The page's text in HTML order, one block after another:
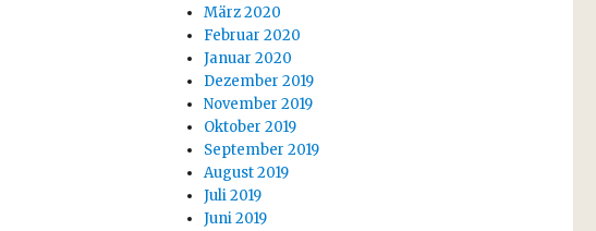
März 2020
Februar 2020
Januar 2020
Dezember 2019
November 2019
Oktober 2019
September 2019
August 2019
Juli 2019
Juni 2019